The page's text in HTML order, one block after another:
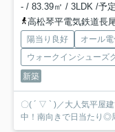
- / 83.39㎡ / 3LDK /予定
高松琴平電気鉄道長
陽当り良好 オール
ウォークインシューズ
新築
〇( ´ ▽ ` )／大人気平屋
中！南向きで日当たり◎